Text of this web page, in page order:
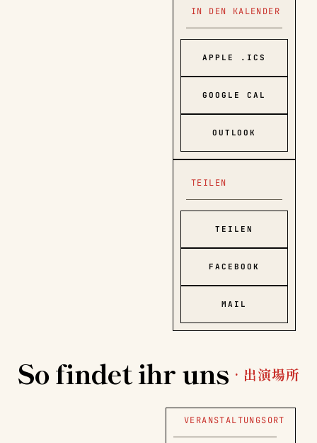
IN DEN KALENDER
APPLE .ICS
GOOGLE CAL
OUTLOOK
TEILEN
TEILEN
FACEBOOK
MAIL
So findet ihr uns · 出演場所
VERANSTALTUNGSORT